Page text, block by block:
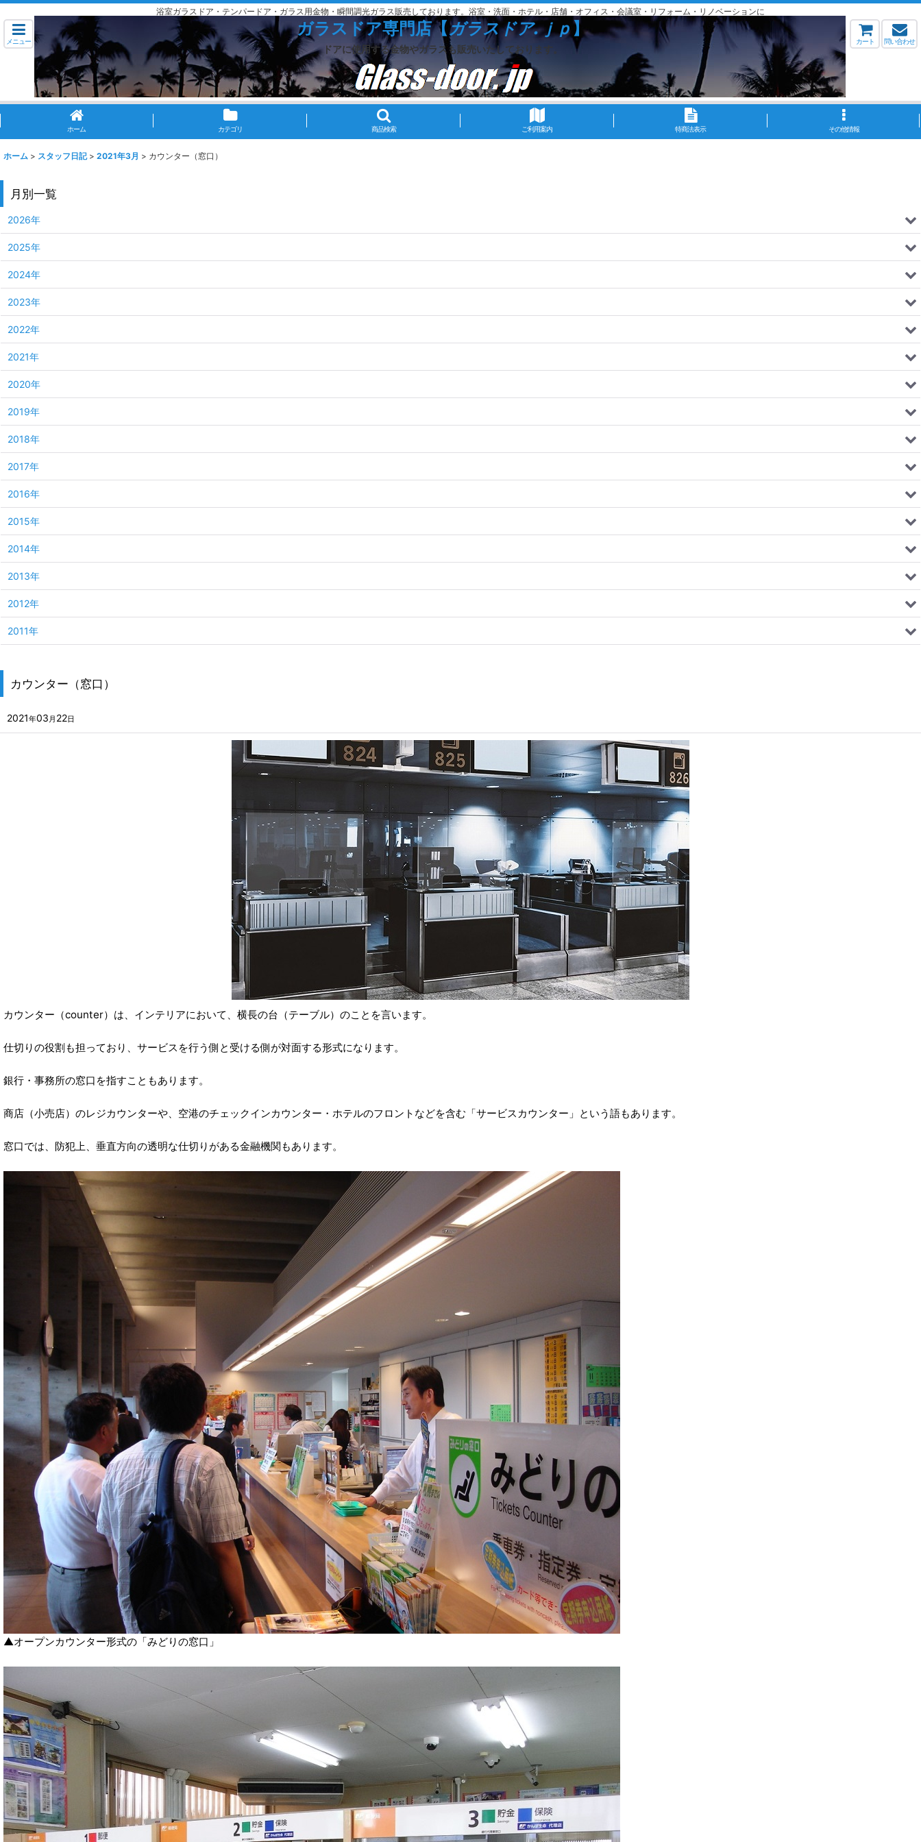
浴室ガラスドア・テンパードア・ガラス用金物・瞬間調光ガラス販売しております。浴室・洗面・ホテル・店舗・オフィス・会議室・リフォーム・リノベーションに
メニュー
ガラスドア専門店【ガラスドア.ｊｐ】
ドアに使用する金物やガラスも販売いたしております。
カート 問い合わせ
ホーム カテゴリ 商品検索 ご利用案内 特商法表示 その他情報
ホーム > スタッフ日記 > 2021年3月 > カウンター（窓口）
カウンター（窓口）
2021年03 月 22日
カウンター（counter）は、インテリアにおいて、横長の台（テーブル）のことを言います。
仕切りの役割も担っており、サービスを行う側と受ける側が対面する形式になります。
銀行・事務所の窓口を指すこともあります。
商店（小売店）のレジカウンターや、空港のチェックインカウンター・ホテルのフロントなどを含む「サービスカウンター」という語もあります。
窓口では、防犯上、垂直方向の透明な仕切りがある金融機関もあります。
▲オープンカウンター形式の「みどりの窓口」
月別一覧
2026年
2025年
2024年
2023年
2022年
2021年
2020年
2019年
2018年
2017年
2016年
2015年
2014年
2013年
2012年
2011年